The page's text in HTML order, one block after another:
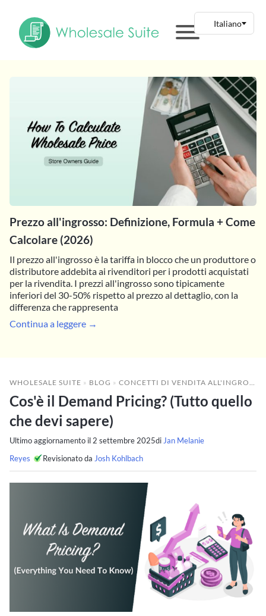
Prezzo all'ingrosso: Definizione, Formula + Come
Calcolare (2026)
Il prezzo all'ingrosso è la tariffa in blocco che un produttore o
distributore addebita ai rivenditori per i prodotti acquistati
per la rivendita. I prezzi all'ingrosso sono tipicamente
inferiori del 30-50% rispetto al prezzo al dettaglio, con la
differenza che rappresenta
Continua a leggere →
WHOLESALE SUITE » BLOG » CONCETTI DI VENDITA ALL'INGROSSO
Cos'è il Demand Pricing? (Tutto quello
che devi sapere)
Ultimo aggiornamento il 2 settembre 2025di Jan Melanie
Reyes
Revisionato da Josh Kohlbach